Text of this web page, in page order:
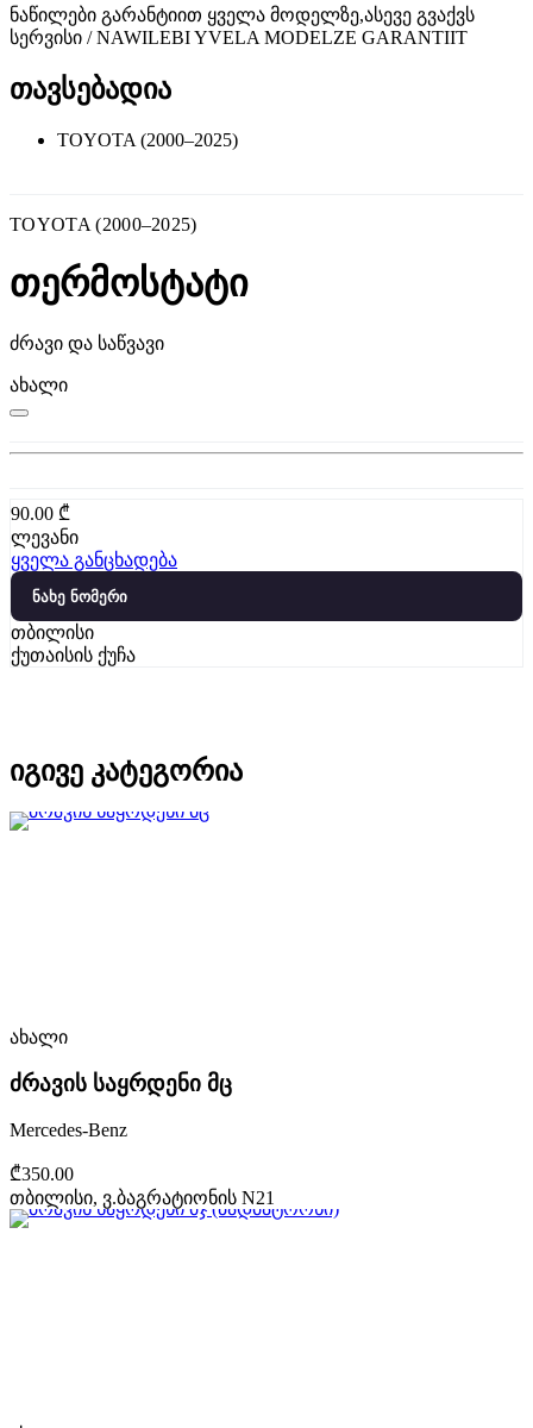
ნაწილები გარანტიით ყველა მოდელზე,ასევე გვაქვს
სერვისი / NAWILEBI YVELA MODELZE GARANTIIT
თავსებადია
TOYOTA (2000–2025)
TOYOTA (2000–2025)
თერმოსტატი
ძრავი და საწვავი
ახალი
90.00 ₾
ლევანი
ყველა განცხადება
ნახე ნომერი
თბილისი
ქუთაისის ქუჩა
იგივე კატეგორია
ახალი
ძრავის საყრდენი მც
Mercedes-Benz
₾350.00
თბილისი, ვ.ბაგრატიონის N21